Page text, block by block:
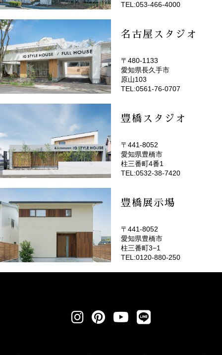
TEL:053-466-4000
名古屋スタジオ
(EMOTOP名古屋)
〒480-1133
愛知県長久手市
原山103
TEL:0561-76-0707
豊橋スタジオ
(EMOTOP豊橋)
〒441-8052
愛知県豊橋市
柱三番町4番1
TEL:0532-38-7420
豊橋展示場
〒441-8052
愛知県豊橋市
柱三番町3−1
TEL:0120-880-250